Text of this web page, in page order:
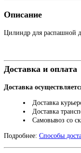
Описание
Цилиндр для распашной
Доставка и оплата
Доставка
Доставка
Доставка
Самовывоз со
Подробнее: Способы